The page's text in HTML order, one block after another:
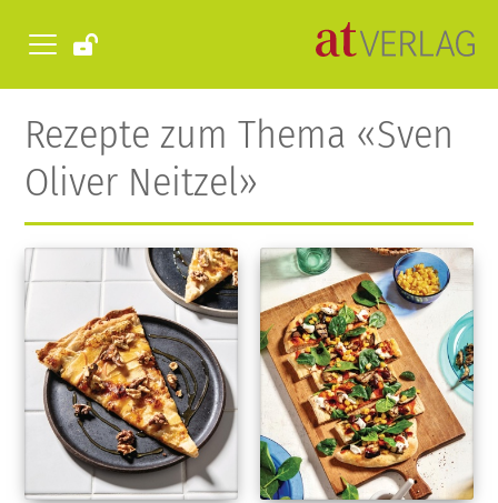
Rezepte zum Thema «Sven
Oliver Neitzel»